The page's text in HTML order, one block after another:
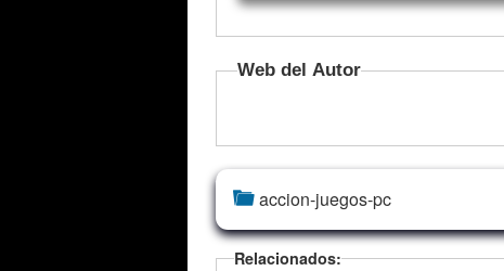
Web del Autor
accion-juegos-pc
Relacionados: